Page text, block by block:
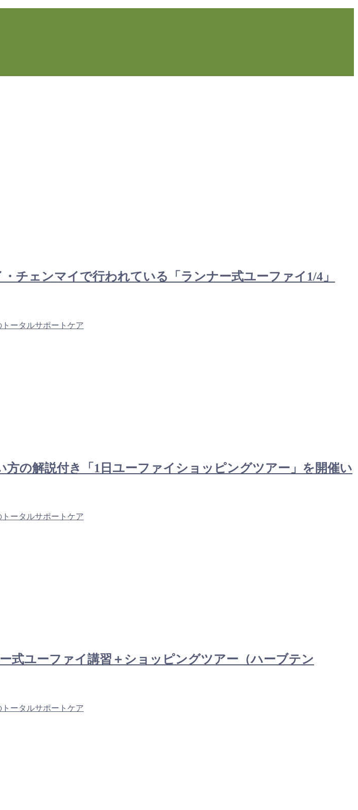
チェンマイで行われている「ランナー式ユーファイ1/4」
ータルサポートケア
方の解説付き「1日ユーファイショッピングツアー」を開催い
ータルサポートケア
式ユーファイ講習＋ショッピングツアー（ハーブテン
ータルサポートケア